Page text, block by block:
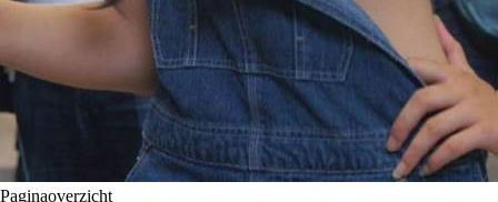
Paginaoverzicht